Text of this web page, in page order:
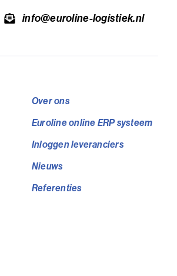
info@euroline-logistiek.nl
Over ons
Euroline online ERP systeem
Inloggen leveranciers
Nieuws
Referenties